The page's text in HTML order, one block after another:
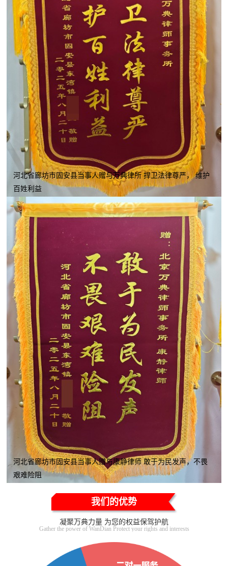
河北省廊坊市固安县当事人赠与万典律所 捍卫法律尊严， 维护
百姓利益
河北省廊坊市固安县当事人赠与康静律师 敢于为民发声，不畏
艰难险阻
我们的优势
凝聚万典力量 为您的权益保驾护航
Gather the power of WanDian Protect your rights and interests